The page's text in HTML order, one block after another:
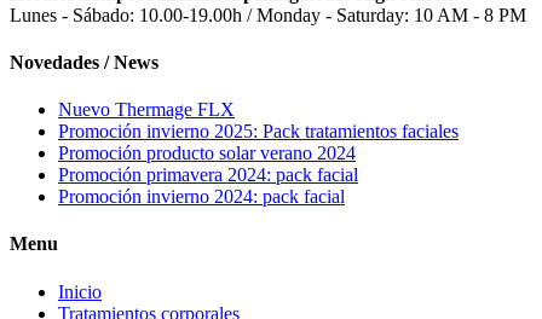
Lunes - Sábado: 10.00-19.00h / Monday - Saturday: 10 AM - 8 PM
Novedades / News
Nuevo Thermage FLX
Promoción invierno 2025: Pack tratamientos faciales
Promoción producto solar verano 2024
Promoción primavera 2024: pack facial
Promoción invierno 2024: pack facial
Menu
Inicio
Tratamientos corporales